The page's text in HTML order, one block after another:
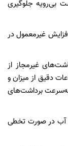
بی‌رویه جلوگیری
غیرمعمول در
غیرمجاز از
دقیق از میزان و
برداشت‌های
آب در صورت تخطی